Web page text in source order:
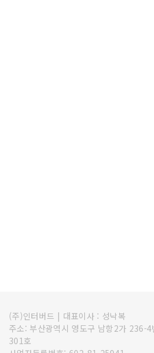
(주)인터버드 | 대표이사 : 성낙복
주소: 부산광역시 영도구 남항2가 236-4
301호